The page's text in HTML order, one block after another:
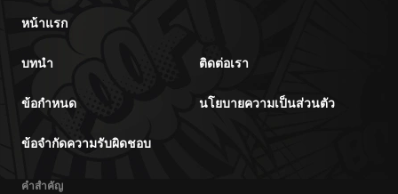
หน้าแรก
บทนำ ติดต่อเรา
ข้อกำหนด นโยบายความเป็นส่วนตัว
ข้อจำกัดความรับผิดชอบ
คำสำคัญ